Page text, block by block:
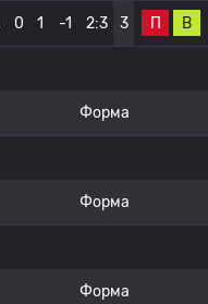
0 1 -1 2:3 3 П В
Форма
Форма
Форма